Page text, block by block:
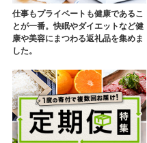
仕事もプライベートも健康であるこ
とが一番。快眠やダイエットなど健
康や美容にまつわる返礼品を集めま
した。